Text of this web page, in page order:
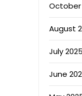
October
August
July 2025
June